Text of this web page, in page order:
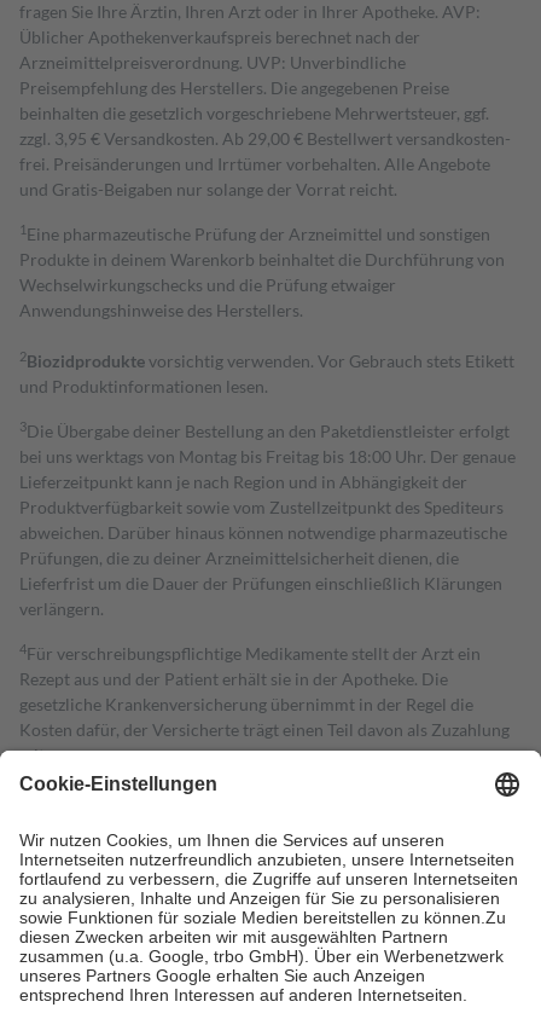
fragen Sie Ihre Ärztin, Ihren Arzt oder in Ihrer Apotheke. AVP:
Üblicher Apothekenverkaufspreis berechnet nach der
Arzneimittelpreisverordnung. UVP: Unverbindliche
Preisempfehlung des Herstellers. Die angegebenen Preise
beinhalten die gesetzlich vorgeschriebene Mehrwertsteuer, ggf.
zzgl. 3,95 € Versandkosten. Ab 29,00 € Bestell­wert versand­kosten­
frei. Preisänderungen und Irrtümer vorbehalten. Alle Angebote
und Gratis-Beigaben nur solange der Vorrat reicht.
1 Eine pharmazeutische Prüfung der Arzneimittel und sonstigen
Produkte in deinem Warenkorb beinhaltet die Durchführung von
Wechselwirkungschecks und die Prüfung etwaiger
Anwendungshinweise des Herstellers.
2Biozidproduktevorsichtig verwenden. Vor Gebrauch stets Etikett
und Produktinformationen lesen.
3Die Übergabe deiner Bestellung an den Paketdienstleister erfolgt
bei uns werktags von Montag bis Freitag bis 18:00 Uhr. Der genaue
Lieferzeitpunkt kann je nach Region und in Abhängigkeit der
Produktverfügbarkeit sowie vom Zustellzeitpunkt des Spediteurs
abweichen. Darüber hinaus können notwendige pharmazeutische
Prüfungen, die zu deiner Arzneimittelsicherheit dienen, die
Lieferfrist um die Dauer der Prüfungen einschließlich Klärungen
verlängern.
4Für verschreibungspflichtige Medikamente stellt der Arzt ein
Rezept aus und der Patient erhält sie in der Apotheke. Die
gesetzliche Krankenversicherung übernimmt in der Regel die
Kosten dafür, der Versicherte trägt einen Teil davon als Zuzahlung
mit.
Grundsätzlich leisten Mitglieder Zuzahlungen in Höhe von zehn
höchstens zehn Euro.
Es sind jedoch nie mehr als die tatsächlichen
Kosten der Leistung zu entrichten.
Diese Regeln gelten grundsätzlich auch für Online-Apotheken.
Bei Heilmitteln und häuslicher Krankenpflege beträgt die
Zuzahlung zehn Prozent der Kosten sowie zehn Euro je
Verordnung.
Um das Engagement der Versicherten für ihre eigene Gesundheit zu
stärken und die besondere Stellung der Familie zu unterstützen,